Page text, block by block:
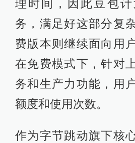
理时间，因此豆包
务，满足好这部分复
费版本则继续面向用
在免费模式下，针对
务和生产力功能，用
额度和使用次数。
作为字节跳动旗下核